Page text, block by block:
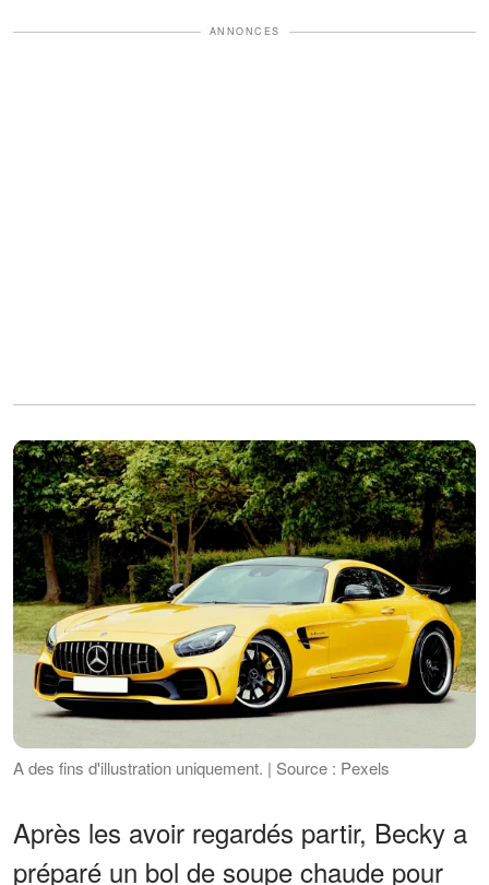
ANNONCES
A des fins d'illustration uniquement. | Source : Pexels
Après les avoir regardés partir, Becky a
préparé un bol de soupe chaude pour